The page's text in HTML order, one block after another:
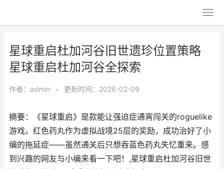
星球重启杜加河谷旧世遗珍位置策略
星球重启杜加河谷全探索
作者： admin • 更新时间：2026-02-09
摘要：《星球重启》是款能让强迫症通宵闯关的roguelike
游戏。红色药丸作为虚拟战境25层的奖励，成功治好了小
编的拖延症——虽然通关后只想吞蓝色药丸失忆重来。感
到兴趣的网友与小编来看一下吧！,星球重启杜加河谷旧世